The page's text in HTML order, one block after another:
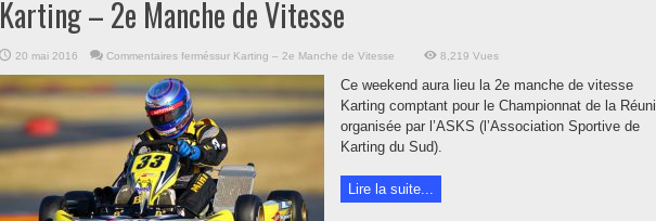
Karting – 2e Manche de Vitesse
20 mai 2016 Commentaires ferméssur Karting – 2e Manche de Vitesse 8,219 Vues
Ce weekend aura lieu la 2e manche de vitesse
Karting comptant pour le Championnat de la
organisée par l’ASKS (l’Association Sportive de
Karting du Sud).
Lire la suite...